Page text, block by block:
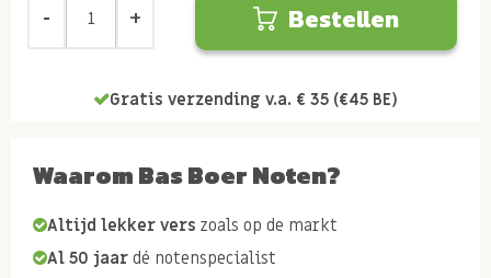
Bestellen
Gratis verzending v.a. € 35 (€45 BE)
Waarom Bas Boer Noten?
Altijd lekker vers zoals op de markt
Al 50 jaar dé notenspecialist